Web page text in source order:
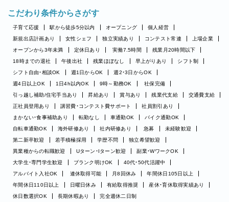
こだわり条件からさがす
子育て応援 駅から徒歩5分以内 オープニング
個人経営
新規出店計画あり
女性シェフ 独立実績あり コンテスト常連
上場企業
オープンから3年未満
定休日あり 実働7.5時間
残業月20時間以下
18時までの退社
午後出社 残業ほぼなし 早上がりあり
シフト制
シフト自由・相談OK
週1日からOK
週2・3日からOK
週4日以上OK
1日4h以内OK 9時～勤務OK
社保完備
引っ越し補助/住宅手当あり
昇給あり 賞与あり 残業代支給
交通費支給
正社員登用あり
講習費・コンテスト費サポート
社員割引あり
まかない・食事補助あり
転勤なし 車通勤OK
バイク通勤OK
自転車通勤OK
海外研修あり 社内研修あり 急募
未経験歓迎
第二新卒歓迎
若手積極採用 学歴不問
独立希望歓迎
異業種からの転職歓迎
Uターン・Iターン歓迎
副業・WワークOK
大学生・専門学生歓迎
ブランク明けOK
40代・50代活躍中
アルバイト入社OK
連休取得可能 月8回休み
年間休日105日以上
年間休日110日以上
日曜日休み 有給取得推奨
産休・育休取得実績あり
休日数選択OK
長期休暇あり 完全週休二日制